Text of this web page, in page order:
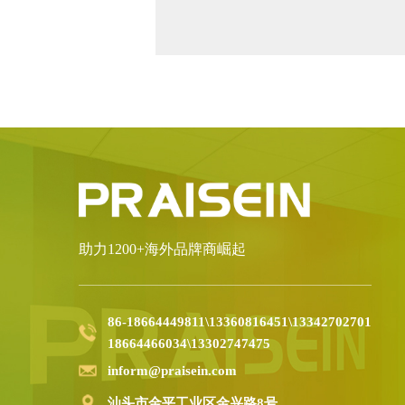
助力1200+海外品牌商崛起
86-18664449811\13360816451\13342702701
18664466034\13302747475
inform@praisein.com